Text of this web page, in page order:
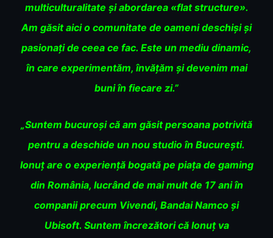
multiculturalitate și abordarea «flat structure».
Am găsit aici o comunitate de oameni deschiși și
pasionați de ceea ce fac. Este un mediu dinamic,
în care experimentăm, învățăm și devenim mai
buni în fiecare zi.”
„Suntem bucuroși că am găsit persoana potrivită
pentru a deschide un nou studio în București.
Ionuț are o experiență bogată pe piața de gaming
din România, lucrând de mai mult de 17 ani în
companii precum Vivendi, Bandai Namco și
Ubisoft. Suntem încrezători că Ionuț va